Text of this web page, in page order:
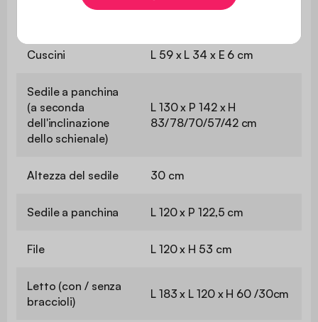
Cuscini L 59 x L 34 x E 6 cm
Sedile a panchina
(a seconda
dell'inclinazione
dello schienale)
L 130 x P 142 x H
83/78/70/57/42 cm
Altezza del sedile 30 cm
Sedile a panchina L 120 x P 122,5 cm
File L 120 x H 53 cm
Letto (con / senza
braccioli)
L 183 x L 120 x H 60 /30cm